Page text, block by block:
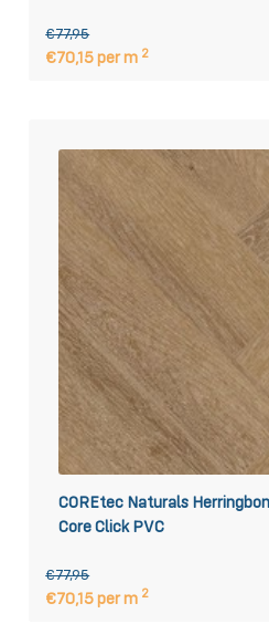
€77,95
€70,15 per m 2
COREtec Naturals
Core Click PVC
€77,95
€70,15 per m 2